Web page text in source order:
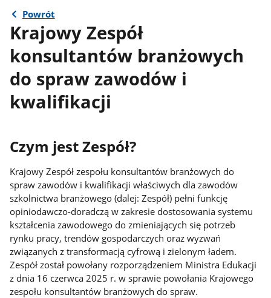
Powrót
Krajowy Zespół
konsultantów branżowych
do spraw zawodów i
kwalifikacji
Czym jest Zespół?
Krajowy Zespół zespołu konsultantów branżowych do
spraw zawodów i kwalifikacji właściwych dla zawodów
szkolnictwa branżowego (dalej: Zespół) pełni funkcję
opiniodawczo-doradczą w zakresie dostosowania systemu
kształcenia zawodowego do zmieniających się potrzeb
rynku pracy, trendów gospodarczych oraz wyzwań
związanych z transformacją cyfrową i zielonym ładem.
Zespół został powołany rozporządzeniem Ministra Edukacji
z dnia 16 czerwca 2025 r. w sprawie powołania Krajowego
zespołu konsultantów branżowych do spraw.